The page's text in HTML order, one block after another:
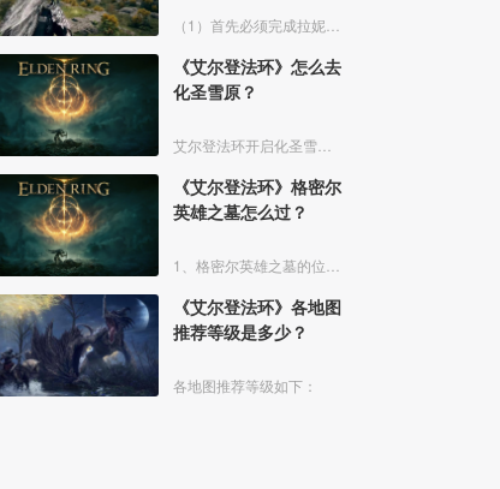
《艾尔登法环》怎么去
化圣雪原？
《艾尔登法环》格密尔
英雄之墓怎么过？
《艾尔登法环》各地图
推荐等级是多少？
各地图推荐等级如下：